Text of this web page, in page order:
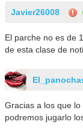
Javier26008
El parche no es de
de esta clase de
Gracias a los que
podremos jugarlo